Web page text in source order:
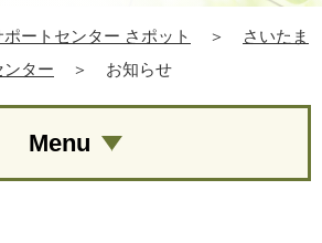
ートセンター さポット ＞
さいたま
ター
＞ お知らせ
Menu